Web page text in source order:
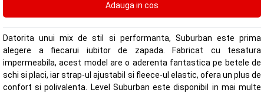
Datorita unui mix de stil si performanta, Suburban este prima
alegere a fiecarui iubitor de zapada. Fabricat cu tesatura
impermeabila, acest model are o aderenta fantastica pe betele de
schi si placi, iar strap-ul ajustabil si fleece-ul elastic, ofera un plus de
confort si polivalenta. Level Suburban este disponibil in mai multe